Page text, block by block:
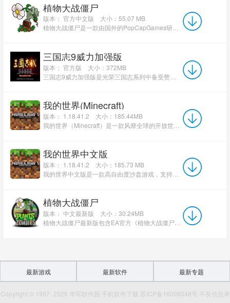
植物大战僵尸
版本： 官方中文版
大小：55.07 MB
植物大战僵尸是一款由国外的PopCapGames研发的益智策略类游戏，玩家通过武装多种植物切换不同的功能，快速有...
三国志9威力加强版
版本： 官方版
大小：372MB
三国志9威力加强版是光荣三国志系列中备受赞誉的半即时制经典战略单机游戏。游戏采用宏观大地图与时间推...
我的世界(Minecraft)
版本： 1.18.41.2
大小：185.44MB
我的世界（Minecraft）是一款风靡全球的开放世界沙盒建造游戏。在由方块构成的无限世界中，玩家可自由探索、采...
我的世界中文版
版本： 1.18.41.2
大小：185.73 MB
我的世界中文版是一款高自由度沙盘游戏，支持玩家在三维空间自由建设与破坏任何想象之物，如小木屋、城堡或城...
植物大战僵尸
版本： 中文最新版
大小：30.24MB
最新游戏 最新软件 最新专题
Copyright © 1997- 2026 华军软件园 手机软件下载 苏ICP备16008348号 不良信息举